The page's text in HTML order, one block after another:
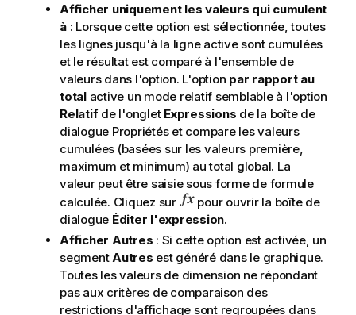
Afficher uniquement les valeurs qui cumulent
à: Lorsque cette option est sélectionnée, toutes
les lignes jusqu'à la ligne active sont cumulées
et le résultat est comparé à l'ensemble de
valeurs dans l'option. L'option par rapport au
totalactive un mode relatif semblable à l'option
Relatif de l'onglet Expressions de la boîte de
dialogue Propriétés et compare les valeurs
cumulées (basées sur les valeurs première,
maximum et minimum) au total global. La
valeur peut être saisie sous forme de formule
calculée. Cliquez sur
pour ouvrir la boîte de
dialogue Éditer l'expression.
Afficher Autres : Si cette option est activée, un
segment Autres est généré dans le graphique.
Toutes les valeurs de dimension ne répondant
pas aux critères de comparaison des
restrictions d'affichage sont regroupées dans